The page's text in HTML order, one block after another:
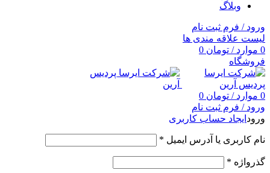
وبلاگ
ورود / فرم ثبت نام
لیست علاقه مندی ها
0 موارد / تومان
فروشگاه
0 موارد / تومان
ورود / فرم ثبت نام
ورود ایجاد حساب کاربری
نام کاربری یا آدرس ایمیل *
گذرواژه *